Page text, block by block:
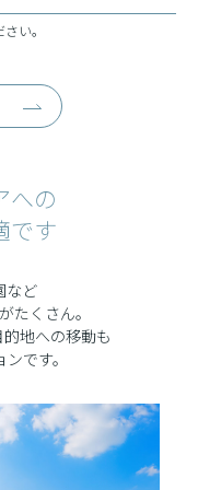
い。
への
です
など
たくさん。
地への移動も
です。